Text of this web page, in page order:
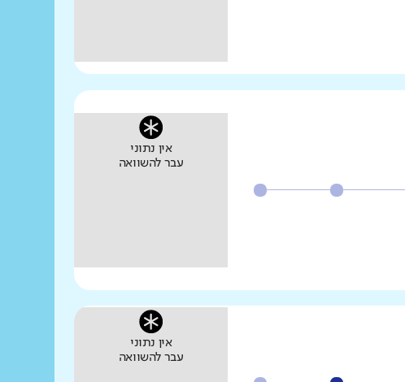
אין נתוני
עבר להשוואה
אין נתוני
עבר להשוואה